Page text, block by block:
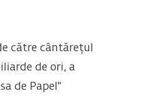
către cântărețul
de ori, a
de Papel"